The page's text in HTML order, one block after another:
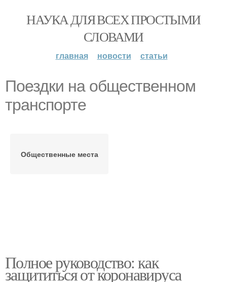
НАУКА ДЛЯ ВСЕХ ПРОСТЫМИ
СЛОВАМИ
главная новости статьи
Поездки на общественном
транспорте
Общественные места
Полное руководство: как
защититься от коронавируса